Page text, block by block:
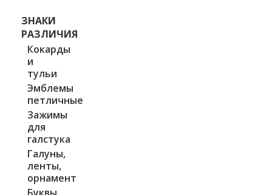
ЗНАКИ
РАЗЛИЧИЯ
Кокарды
и
тульи
Эмблемы
петличные
Зажимы
для
галстука
Галуны,
ленты,
орнамент
Буквы